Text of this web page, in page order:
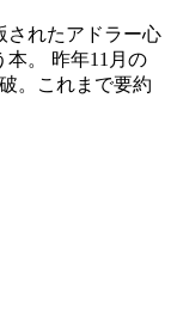
されたアドラー心
本。 昨年11月の
。これまで要約